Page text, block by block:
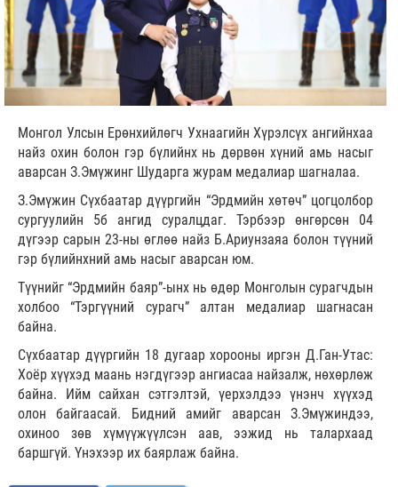
Монгол Улсын Ерөнхийлөгч Ухнаагийн Хүрэлсүх ангийнхаа
найз охин болон гэр бүлийнх нь дөрвөн хүний амь насыг
аварсан З.Эмүжинг Шударга журам медалиар шагналаа.
З.Эмүжин Сүхбаатар дүүргийн “Эрдмийн хөтөч” цогцолбор
сургуулийн 5б ангид суралцдаг. Тэрбээр өнгөрсөн 04
дүгээр сарын 23-ны өглөө найз Б.Ариунзаяа болон түүний
гэр бүлийнхний амь насыг аварсан юм.
Түүнийг “Эрдмийн баяр”-ынх нь өдөр Монголын сурагчдын
холбоо “Тэргүүний сурагч” алтан медалиар шагнасан
байна.
Сүхбаатар дүүргийн 18 дугаар хорооны иргэн Д.Ган-Утас:
Хоёр хүүхэд маань нэгдүгээр ангиасаа найзалж, нөхөрлөж
байна. Ийм сайхан сэтгэлтэй, үерхэлдээ үнэнч хүүхэд
олон байгаасай. Бидний амийг аварсан З.Эмүжиндээ,
охиноо зөв хүмүүжүүлсэн аав, ээжид нь талархаад
баршгүй. Үнэхээр их баярлаж байна.